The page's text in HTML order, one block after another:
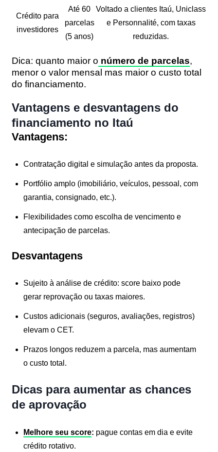
Crédito para
investidores
Até 60
parcelas
(5 anos)
Voltado a clientes Itaú, Uniclass
e Personnalité, com taxas
reduzidas.
Dica: quanto maior o número de parcelas,
menor o valor mensal mas maior o custo total
do financiamento.
Vantagens e desvantagens do
financiamento no Itaú
Vantagens:
Contratação digital e simulação antes da proposta.
Portfólio amplo (imobiliário, veículos, pessoal, com
garantia, consignado, etc.).
Flexibilidades como escolha de vencimento e
antecipação de parcelas.
Desvantagens
Sujeito à análise de crédito: score baixo pode
gerar reprovação ou taxas maiores.
Custos adicionais (seguros, avaliações, registros)
elevam o CET.
Prazos longos reduzem a parcela, mas aumentam
o custo total.
Dicas para aumentar as chances
de aprovação
Melhore seu score: pague contas em dia e evite
crédito rotativo.